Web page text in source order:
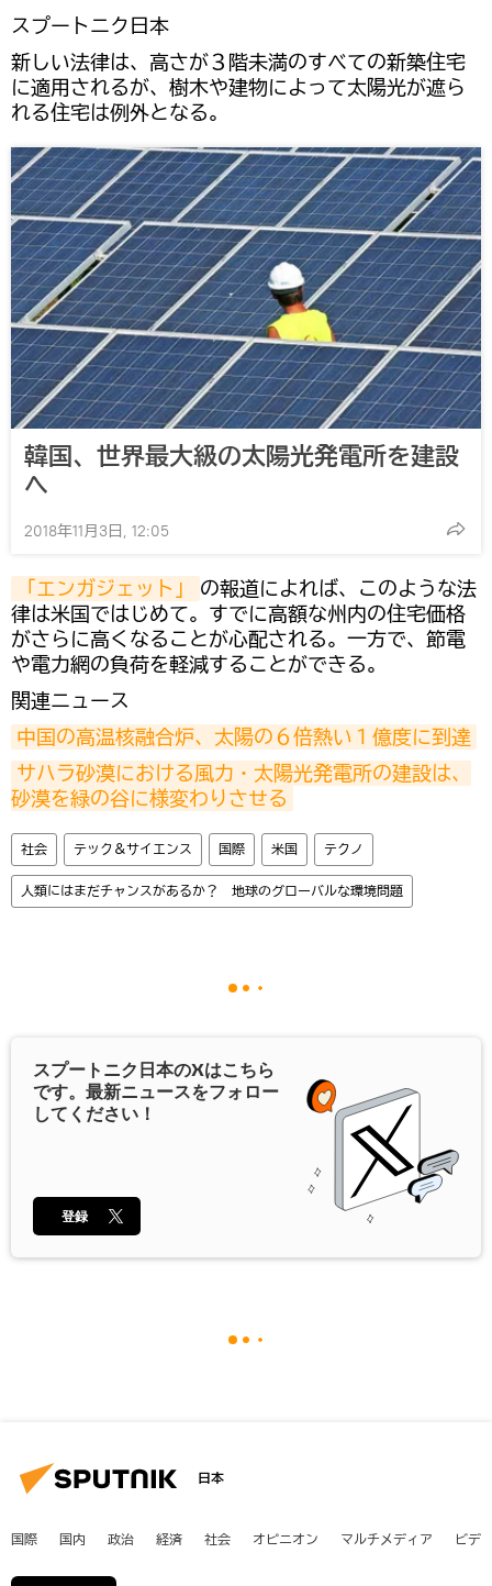
スプートニク日本
新しい法律は、高さが３階未満のすべての新築住宅
に適用されるが、樹木や建物によって太陽光が遮ら
れる住宅は例外となる。
韓国、世界最大級の太陽光発電所を建設
へ
2018年11月3日, 12:05
「エンガジェット」
の報道によれば、このような法
律は米国ではじめて。すでに高額な州内の住宅価格
がさらに高くなることが心配される。一方で、節電
や電力網の負荷を軽減することができる。
関連ニュース
中国の高温核融合炉、太陽の６倍熱い１億度に到達
サハラ砂漠における風力・太陽光発電所の建設は、
砂漠を緑の谷に様変わりさせる
社会 テック＆サイエンス 国際 米国 テクノ
人類にはまだチャンスがあるか？ 地球のグローバルな環境問題
スプートニク日本のXはこちら
です。最新ニュースをフォロー
してください！
登録
日本
国際 国内 政治 経済 社会 オピニオン マルチメディア ビデ